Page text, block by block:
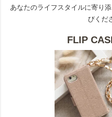
あなたのライフスタイルに寄り
びくだ
FLIP